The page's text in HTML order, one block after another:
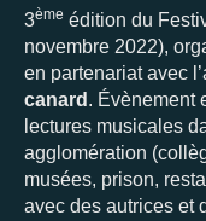
3ème édition du
novembre 2022),
en partenariat avec
canard . Évènement
lectures musicales
agglomération
musées, prison,
avec des autrices et